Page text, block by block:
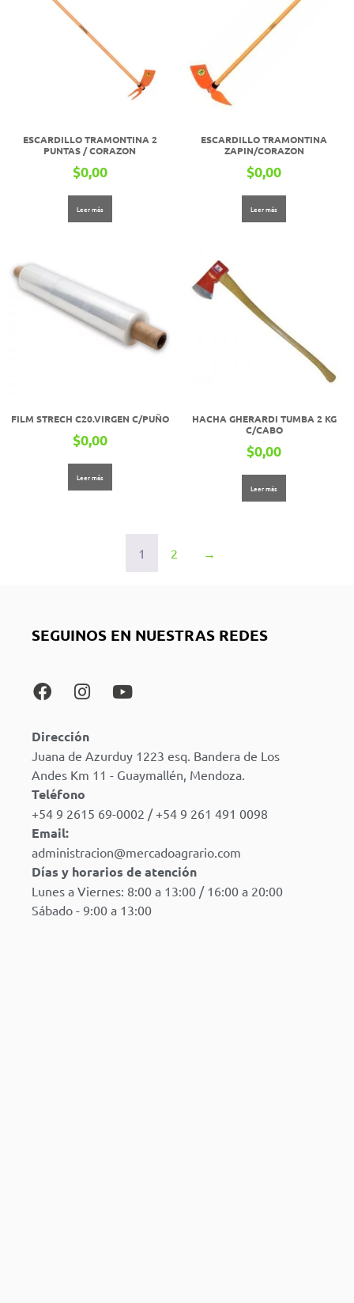
ESCARDILLO TRAMONTINA 2
PUNTAS / CORAZON
$0,00
Leer más
ESCARDILLO TRAMONTINA
ZAPIN/CORAZON
$0,00
Leer más
FILM STRECH C20.VIRGEN C/PUÑO
$0,00
Leer más
HACHA GHERARDI TUMBA 2 KG
C/CABO
$0,00
Leer más
1 2 →
SEGUINOS EN NUESTRAS REDES
Dirección
Juana de Azurduy 1223 esq. Bandera de Los
Andes Km 11 - Guaymallén, Mendoza.
Teléfono
+54 9 2615 69-0002 / +54 9 261 491 0098
Email:
administracion@mercadoagrario.com
Días y horarios de atención
Lunes a Viernes: 8:00 a 13:00 / 16:00 a 20:00
Sábado - 9:00 a 13:00